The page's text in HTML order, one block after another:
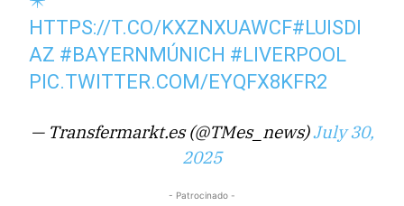
HTTPS://T.CO/KXZNXUAWCF#LUISDI
AZ #BAYERNMÚNICH #LIVERPOOL
PIC.TWITTER.COM/EYQFX8KFR2
— Transfermarkt.es (@TMes_news)July 30,
2025
- Patrocinado -